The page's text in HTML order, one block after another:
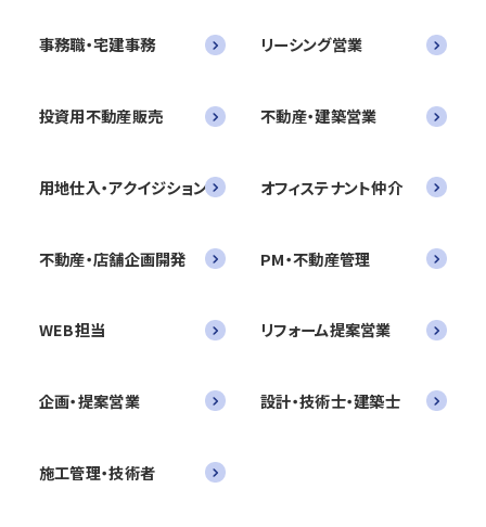
事務職・宅建事務 リーシング営業
投資用不動産販売 不動産・建築営業
用地仕入・アクイジション オフィステナント仲介
不動産・店舗企画開発 PM・不動産管理
WEB担当 リフォーム提案営業
企画・提案営業 設計・技術士・建築士
施工管理・技術者